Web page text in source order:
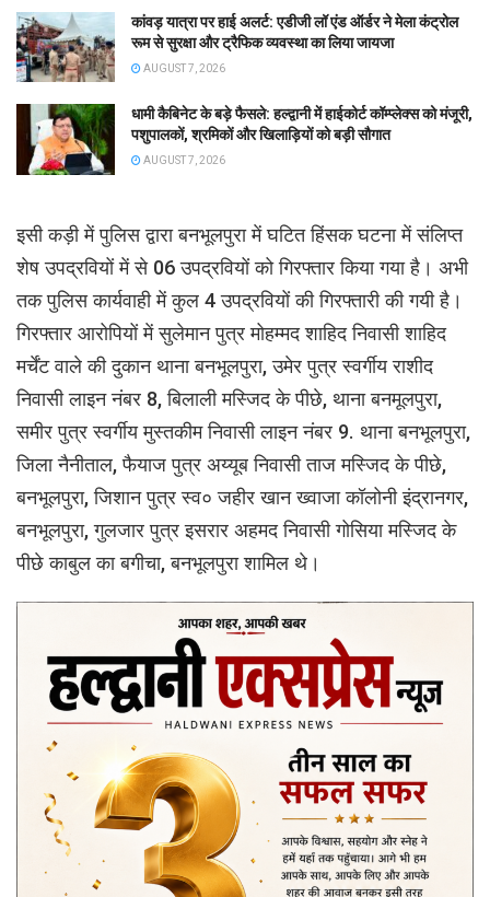
कांवड़ यात्रा पर हाई अलर्ट: एडीजी लॉ एंड ऑर्डर ने मेला कंट्रोल
रूम से सुरक्षा और ट्रैफिक व्यवस्था का लिया जायजा
AUGUST 7, 2026
धामी कैबिनेट के बड़े फैसले: हल्द्वानी में हाईकोर्ट कॉम्प्लेक्स को मंजूरी,
पशुपालकों, श्रमिकों और खिलाड़ियों को बड़ी सौगात
AUGUST 7, 2026
इसी कड़ी में पुलिस द्वारा बनभूलपुरा में घटित हिंसक घटना में संलिप्त
शेष उपद्रवियों में से 06 उपद्रवियों को गिरफ्तार किया गया है। अभी
तक पुलिस कार्यवाही में कुल 4 उपद्रवियों की गिरफ्तारी की गयी है।
गिरफ्तार आरोपियों में सुलेमान पुत्र मोहम्मद शाहिद निवासी शाहिद
मर्चेंट वाले की दुकान थाना बनभूलपुरा, उमेर पुत्र स्वर्गीय राशीद
निवासी लाइन नंबर 8, बिलाली मस्जिद के पीछे, थाना बनमूलपुरा,
समीर पुत्र स्वर्गीय मुस्तकीम निवासी लाइन नंबर 9. थाना बनभूलपुरा,
जिला नैनीताल, फैयाज पुत्र अय्यूब निवासी ताज मस्जिद के पीछे,
बनभूलपुरा, जिशान पुत्र स्व० जहीर खान ख्वाजा कॉलोनी इंद्रानगर,
बनभूलपुरा, गुलजार पुत्र इसरार अहमद निवासी गोसिया मस्जिद के
पीछे काबुल का बगीचा, बनभूलपुरा शामिल थे।